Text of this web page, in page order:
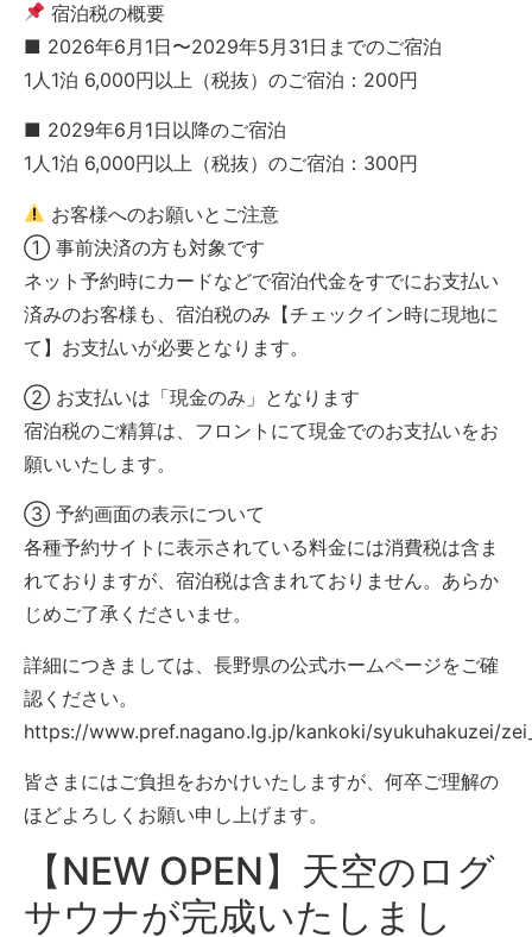
宿泊税の概要
■ 2026年6月1日〜2029年5月31日までのご宿泊
1人1泊 6,000円以上（税抜）のご宿泊：200円
■ 2029年6月1日以降のご宿泊
1人1泊 6,000円以上（税抜）のご宿泊：300円
お客様へのお願いとご注意
① 事前決済の方も対象です
ネット予約時にカードなどで宿泊代金をすでにお支払い
済みのお客様も、宿泊税のみ【チェックイン時に現地に
て】お支払いが必要となります。
② お支払いは「現金のみ」となります
宿泊税のご精算は、フロントにて現金でのお支払いをお
願いいたします。
③ 予約画面の表示について
各種予約サイトに表示されている料金には消費税は含ま
れておりますが、宿泊税は含まれておりません。あらか
じめご了承くださいませ。
詳細につきましては、長野県の公式ホームページをご確
認ください。
https://www.pref.nagano.lg.jp/kankoki/syukuhakuzei/
皆さまにはご負担をおかけいたしますが、何卒ご理解の
ほどよろしくお願い申し上げます。
【NEW OPEN】天空のログ
サウナが完成いたしまし